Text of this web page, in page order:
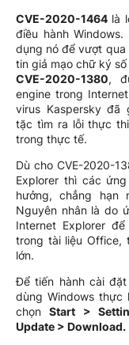
CVE-2020-1464 là
điều hành
dụng nó để vượt
tin giả mạo chữ ký
CVE-2020-1380,
engine trong
virus Kaspersky
tặc tìm ra lỗi thực
trong thực tế.
Dù cho CVE-2020-
Explorer thì các
hưởng, chẳng hạn
Nguyên nhân là do
Internet Explorer
trong tài liệu Office,
lớn.
Để tiến hành cài
dùng Windows thực
chọnStart >
Update > Download.